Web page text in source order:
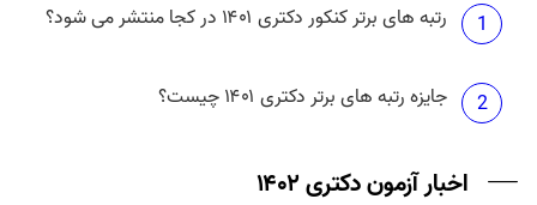
1 رتبه های برتر کنکور دکتری ۱۴۰۱ در کجا منتشر می شود؟
2 جایزه رتبه های برتر دکتری ۱۴۰۱ چیست؟
اخبار آزمون دکتری ۱۴۰۲